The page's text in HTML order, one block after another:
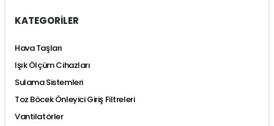
KATEGORİLER
Hava Taşları
Işık Ölçüm Cihazları
Sulama Sistemleri
Toz Böcek Önleyici Giriş Filtreleri
Vantilatörler